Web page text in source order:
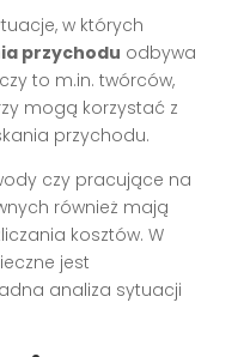
w których
przychodu odbywa
to m.in. twórców,
mogą korzystać z
przychodu.
czy pracujące na
również mają
kosztów. W
jest
analiza sytuacji